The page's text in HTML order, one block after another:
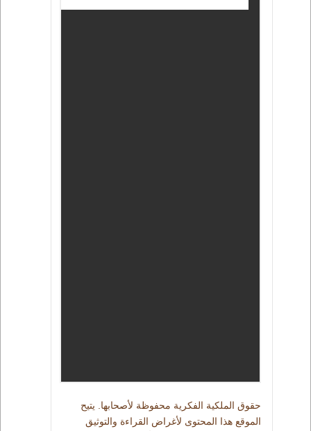
حقوق الملكية الفكرية محفوظة لأصحابها. يتيح
الموقع هذا المحتوى لأغراض القراءة والتوثيق